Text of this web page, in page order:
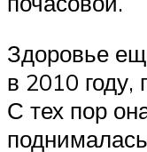
Здоровье
в 2010 году,
С тех пор